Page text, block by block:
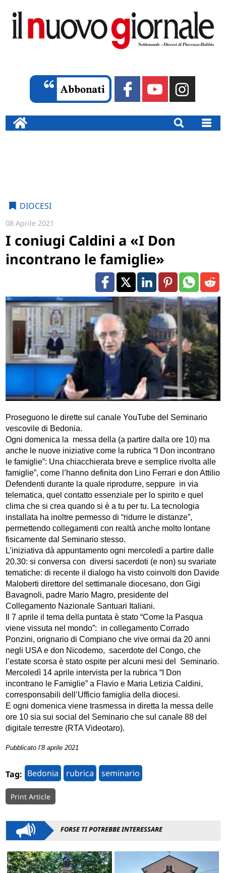
DIOCESI
08 Aprile 2021
I coniugi Caldini a «I Don
incontrano le famiglie»
Proseguono le dirette sul canale YouTube del Seminario
vescovile di Bedonia.
Ogni domenica la messa della (a partire dalla ore 10) ma
anche le nuove iniziative come la rubrica “I Don incontrano
le famiglie”: Una chiacchierata breve e semplice rivolta alle
famiglie”, come l’hanno definita don Lino Ferrari e don Attilio
Defendenti durante la quale riprodurre, seppure in via
telematica, quel contatto essenziale per lo spirito e quel
clima che si crea quando si è a tu per tu. La tecnologia
installata ha inoltre permesso di “ridurre le distanze”,
permettendo collegamenti con realtà anche molto lontane
fisicamente dal Seminario stesso.
L’iniziativa dà appuntamento ogni mercoledì a partire dalle
20.30: si conversa con diversi sacerdoti (e non) su svariate
tematiche: di recente il dialogo ha visto coinvolti don Davide
Maloberti direttore del settimanale diocesano, don Gigi
Bavagnoli, padre Mario Magro, presidente del
Collegamento Nazionale Santuari Italiani.
Il 7 aprile il tema della puntata è stato “Come la Pasqua
viene vissuta nel mondo”: in collegamento Corrado
Ponzini, orignario di Compiano che vive ormai da 20 anni
negli USA e don Nicodemo, sacerdote del Congo, che
l’estate scorsa è stato ospite per alcuni mesi del Seminario.
Mercoledì 14 aprile intervista per la rubrica “I Don
incontrano le Famiglie” a Flavio e Maria Letizia Caldini,
corresponsabili dell’Ufficio famiglia della diocesi.
E ogni domenica viene trasmessa in diretta la messa delle
ore 10 sia sui social del Seminario che sul canale 88 del
digitale terrestre (RTA Videotaro).
Pubblicato l’8 aprile 2021
Tag: Bedonia rubrica seminario
Print Article
FORSE TI POTREBBE INTERESSARE